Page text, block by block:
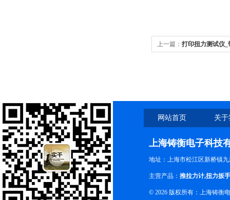
上一篇： 打印扭力测试仪
网站首页 关
上海铸衡电子科技
地址：上海市松江区新桥镇
主营产品： 推拉力计,扭力扳手
© 2026 版权所有：上海铸衡